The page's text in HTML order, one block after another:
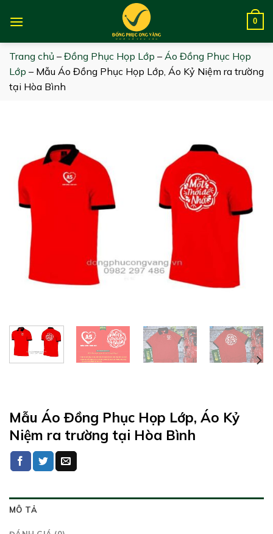
0
Trang chủ – Đồng Phục Họp Lớp – Áo Đồng Phục Họp
Lớp – Mẫu Áo Đồng Phục Họp Lớp, Áo Kỷ Niệm ra trường
tại Hòa Bình
Mẫu Áo Đồng Phục Họp Lớp, Áo Kỷ
Niệm ra trường tại Hòa Bình
MÔ TẢ